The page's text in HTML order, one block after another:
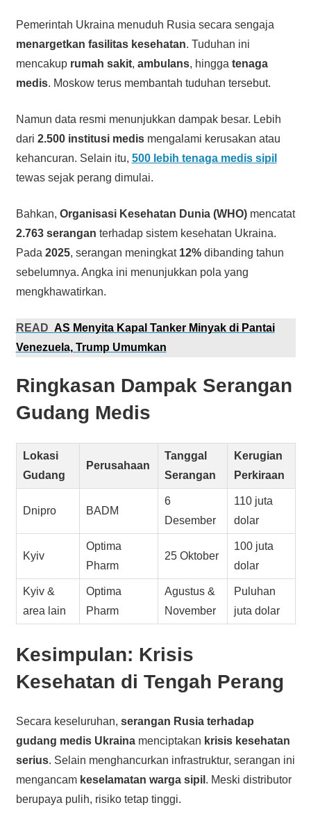
Pemerintah Ukraina menuduh Rusia secara sengaja
menargetkan fasilitas kesehatan. Tuduhan ini
mencakup rumah sakit, ambulans, hingga tenaga
medis. Moskow terus membantah tuduhan tersebut.
Namun data resmi menunjukkan dampak besar. Lebih
dari 2.500 institusi medismengalami kerusakan atau
kehancuran. Selain itu, 500 lebih tenaga medis sipil
tewas sejak perang dimulai.
Bahkan, Organisasi Kesehatan Dunia (WHO)mencatat
2.763 serangan terhadap sistem kesehatan Ukraina.
Pada 2025, serangan meningkat 12%dibanding tahun
sebelumnya. Angka ini menunjukkan pola yang
mengkhawatirkan.
READ AS Menyita Kapal Tanker Minyak di Pantai
Venezuela, Trump Umumkan
Ringkasan Dampak Serangan
Gudang Medis
Lokasi
Gudang
Perusahaan
Tanggal
Serangan
Kerugian
Perkiraan
Dnipro BADM
6
Desember
110 juta
dolar
Kyiv
Optima
Pharm
25 Oktober
100 juta
dolar
Kyiv &
area lain
Optima
Pharm
Agustus &
November
Puluhan
juta dolar
Kesimpulan: Krisis
Kesehatan di Tengah Perang
Secara keseluruhan, serangan Rusia terhadap
gudang medis Ukrainamenciptakan krisis kesehatan
serius. Selain menghancurkan infrastruktur, serangan ini
mengancam keselamatan warga sipil . Meski distributor
berupaya pulih, risiko tetap tinggi.